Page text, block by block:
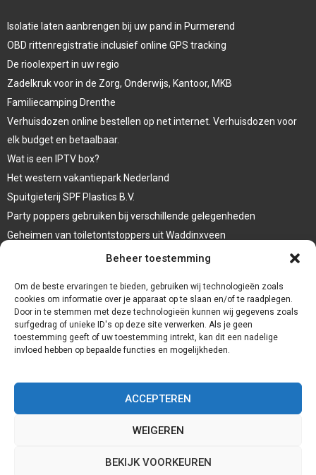
Beheer toestemming
Om de beste ervaringen te bieden, gebruiken wij technologieën zoals
cookies om informatie over je apparaat op te slaan en/of te raadplegen.
Door in te stemmen met deze technologieën kunnen wij gegevens zoals
surfgedrag of unieke ID's op deze site verwerken. Als je geen
toestemming geeft of uw toestemming intrekt, kan dit een nadelige
invloed hebben op bepaalde functies en mogelijkheden.
ACCEPTEREN
WEIGEREN
BEKIJK VOORKEUREN
Isolatie laten aanbrengen bij uw pand in Purmerend
OBD rittenregistratie inclusief online GPS tracking
De rioolexpert in uw regio
Zadelkruk voor in de Zorg, Onderwijs, Kantoor, MKB
Familiecamping Drenthe
Verhuisdozen online bestellen op net internet. Verhuisdozen voor
elk budget en betaalbaar.
Wat is een IPTV box?
Het western vakantiepark Nederland
Spuitgieterij SPF Plastics B.V.
Party poppers gebruiken bij verschillende gelegenheden
Geheimen van toiletontstoppers uit Waddinxveen
Vormen van terrasaankleding